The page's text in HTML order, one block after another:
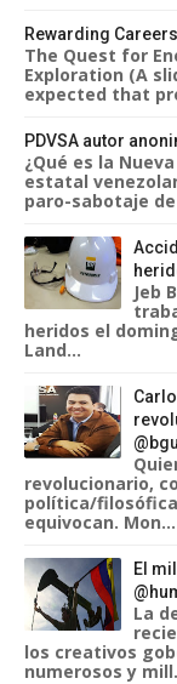
Rewarding
The Quest for
Exploration (A
expected that
PDVSA autor
¿Qué es la
estatal
paro-sabotaje
Jeb
heridos el
Land...
revolucionario,
política/
equivocan. Mon...
El
La
los creativos
numerosos y